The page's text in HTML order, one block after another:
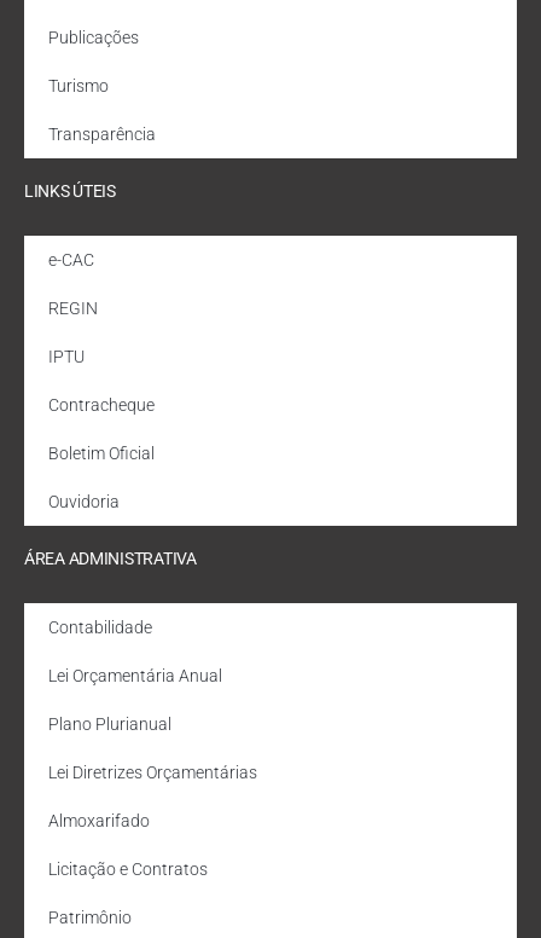
Publicações
Turismo
Transparência
LINKS ÚTEIS
e-CAC
REGIN
IPTU
Contracheque
Boletim Oficial
Ouvidoria
ÁREA ADMINISTRATIVA
Contabilidade
Lei Orçamentária Anual
Plano Plurianual
Lei Diretrizes Orçamentárias
Almoxarifado
Licitação e Contratos
Patrimônio